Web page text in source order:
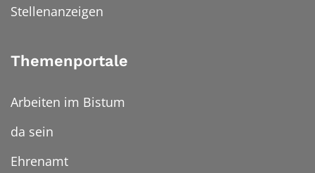
Stellenanzeigen
Themenportale
Arbeiten im Bistum
da sein
Ehrenamt